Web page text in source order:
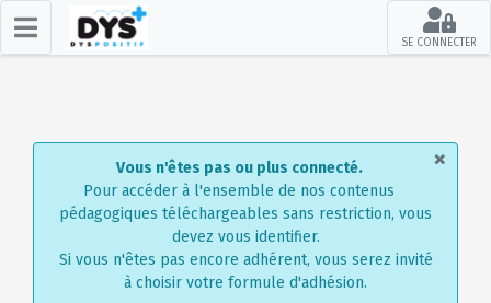
SE CONNECTER
×
Vous n'êtes pas ou plus connecté.
Pour accéder à l'ensemble de nos contenus
pédagogiques téléchargeables sans restriction, vous
devez vous identifier.
Si vous n'êtes pas encore adhérent, vous serez invité
à choisir votre formule d'adhésion.